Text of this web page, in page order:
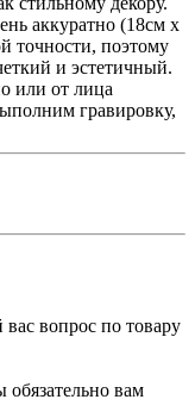
аккуратно (18см x
точности, поэтому
и эстетичный.
или от лица
гравировку,
вопрос по товару
вам